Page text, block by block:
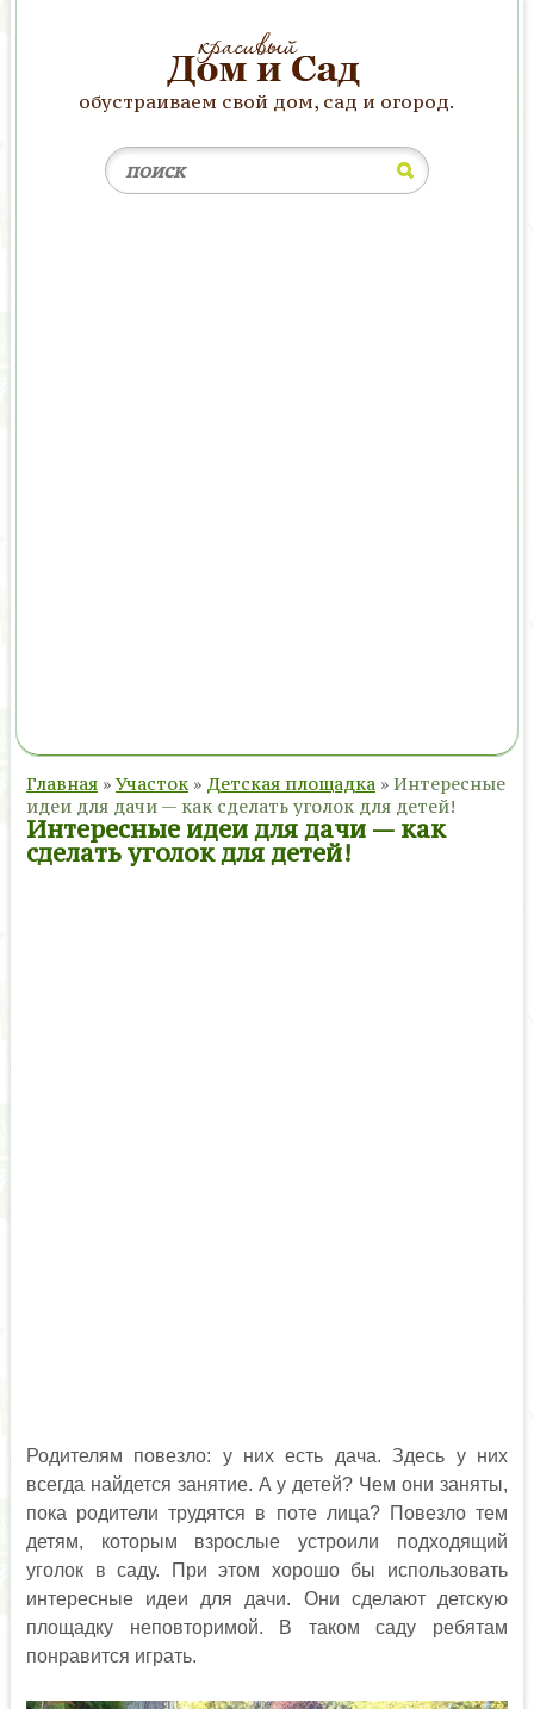
обустраиваем свой дом, сад и огород.
Главная »Участок » Детская площадка » Интересные
идеи для дачи — как сделать уголок для детей!
Интересные идеи для дачи — как
сделать уголок для детей!
Родителям повезло: у них есть дача. Здесь у них
всегда найдется занятие. А у детей? Чем они заняты,
пока родители трудятся в поте лица? Повезло тем
детям, которым взрослые устроили подходящий
уголок в саду. При этом хорошо бы использовать
интересные идеи для дачи. Они сделают детскую
площадку неповторимой. В таком саду ребятам
понравится играть.